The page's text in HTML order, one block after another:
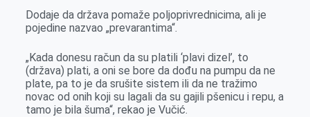
Dodaje da država pomaže poljoprivrednicima, ali je
pojedine nazvao „prevarantima“.
„Kada donesu račun da su platili ‘plavi dizel’, to
(država) plati, a oni se bore da dođu na pumpu da ne
plate, pa to je da srušite sistem ili da ne tražimo
novac od onih koji su lagali da su gajili pšenicu i repu, a
tamo je bila šuma“, rekao je Vučić.